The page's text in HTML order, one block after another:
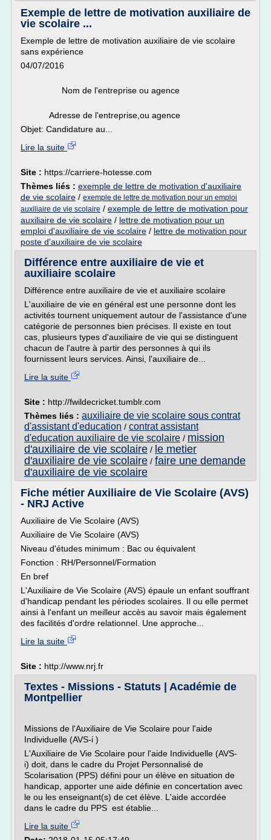
Exemple de lettre de motivation auxiliaire de
vie scolaire ...
Exemple de lettre de motivation auxiliaire de vie scolaire
sans expérience
04/07/2016
Nom de l'entreprise ou agence
Adresse de l'entreprise,ou agence
Objet: Candidature au...
Lire la suite
Site : https://carriere-hotesse.com
Thèmes liés : exemple de lettre de motivation d'auxiliaire
de vie scolaire / exemple de lettre de motivation pour un emploi
auxiliaire de vie scolaire / exemple de lettre de motivation pour
auxiliaire de vie scolaire / lettre de motivation pour un
emploi d'auxiliaire de vie scolaire / lettre de motivation pour
poste d'auxiliaire de vie scolaire
Différence entre auxiliaire de vie et
auxiliaire scolaire
Différence entre auxiliaire de vie et auxiliaire scolaire
L'auxiliaire de vie en général est une personne dont les
activités tournent uniquement autour de l'assistance d'une
catégorie de personnes bien précises. Il existe en tout
cas, plusieurs types d'auxiliaire de vie qui se distinguent
chacun de l'autre à partir des personnes à qui ils
fournissent leurs services. Ainsi, l'auxiliaire de...
Lire la suite
Site : http://fwildecricket.tumblr.com
Thèmes liés : auxiliaire de vie scolaire sous contrat
d'assistant d'education / contrat assistant
d'education auxiliaire de vie scolaire / mission
d'auxiliaire de vie scolaire / le metier
d'auxiliaire de vie scolaire / faire une demande
d'auxiliaire de vie scolaire
Fiche métier Auxiliaire de Vie Scolaire (AVS)
- NRJ Active
Auxiliaire de Vie Scolaire (AVS)
Auxiliaire de Vie Scolaire (AVS)
Niveau d'études minimum : Bac ou équivalent
Fonction : RH/Personnel/Formation
En bref
L'Auxiliaire de Vie Scolaire (AVS) épaule un enfant souffrant
d'handicap pendant les périodes scolaires. Il ou elle permet
ainsi à l'enfant un meilleur accès au savoir mais également
des facilités d'ordre relationnel. Une approche...
Lire la suite
Site : http://www.nrj.fr
Textes - Missions - Statuts | Académie de
Montpellier
Missions de l'Auxiliaire de Vie Scolaire pour l'aide
Individuelle (AVS-i )
L'Auxiliaire de Vie Scolaire pour l'aide Individuelle (AVS-
i) doit, dans le cadre du Projet Personnalisé de
Scolarisation (PPS) défini pour un élève en situation de
handicap, apporter une aide définie en concertation avec
le ou les enseignant(s) de cet élève. L'aide accordée
dans le cadre du PPS est établie...
Lire la suite